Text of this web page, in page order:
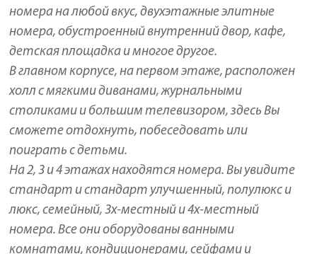
номера на любой вкус, двухэтажные элитные
номера, обустроенный внутренний двор, кафе,
детская площадка и многое другое.
В главном корпусе, на первом этаже, расположен
холл с мягкими диванами, журнальными
столиками и большим телевизором, здесь Вы
сможете отдохнуть, побеседовать или
поиграть с детьми.
На 2, 3 и 4 этажах находятся номера. Вы увидите
стандарт и стандарт улучшенный, полулюкс и
люкс, семейный, 3х-местный и 4х-местный
номера. Все они оборудованы ванными
комнатами, кондиционерами, сейфами и